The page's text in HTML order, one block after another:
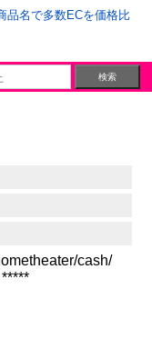
品名で多数ECを価格比
cash/